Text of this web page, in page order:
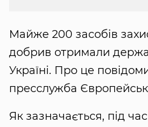
Майже 200 засобів
добрив отримали
Україні. Про це
пресслужба
Як зазначається, під